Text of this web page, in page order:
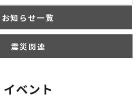
お知らせ一覧
震災関連
イベント